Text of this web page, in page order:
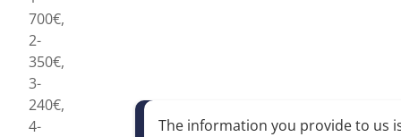
700€,
2-
350€,
3-
240€,
4-
The information you provide to us